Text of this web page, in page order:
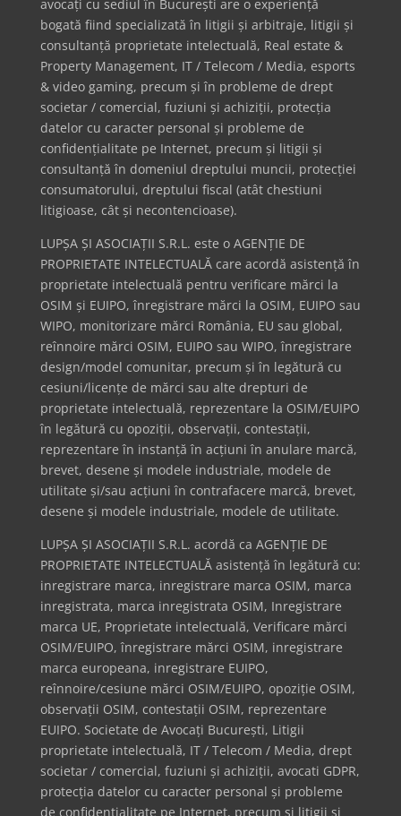
avocați cu sediul în București are o experiență
bogată fiind specializată în litigii și arbitraje, litigii și
consultanță proprietate intelectuală, Real estate &
Property Management, IT / Telecom / Media, esports
& video gaming, precum și în probleme de drept
societar / comercial, fuziuni și achiziții, protecția
datelor cu caracter personal și probleme de
confidențialitate pe Internet, precum și litigii și
consultanță în domeniul dreptului muncii, protecției
consumatorului, dreptului fiscal (atât chestiuni
litigioase, cât și necontencioase).
LUPȘA ȘI ASOCIAȚII S.R.L. este o AGENȚIE DE
PROPRIETATE INTELECTUALĂ care acordă asistență în
proprietate intelectuală pentru verificare mărci la
OSIM și EUIPO, înregistrare mărci la OSIM, EUIPO sau
WIPO, monitorizare mărci România, EU sau global,
reînnoire mărci OSIM, EUIPO sau WIPO, înregistrare
design/model comunitar, precum și în legătură cu
cesiuni/licențe de mărci sau alte drepturi de
proprietate intelectuală, reprezentare la OSIM/EUIPO
în legătură cu opoziții, observații, contestații,
reprezentare în instanță în acțiuni în anulare marcă,
brevet, desene și modele industriale, modele de
utilitate și/sau acțiuni în contrafacere marcă, brevet,
desene și modele industriale, modele de utilitate.
LUPȘA ȘI ASOCIAȚII S.R.L. acordă ca AGENȚIE DE
PROPRIETATE INTELECTUALĂ asistență în legătură cu:
inregistrare marca, inregistrare marca OSIM, marca
inregistrata, marca inregistrata OSIM, Inregistrare
marca UE, Proprietate intelectuală, Verificare mărci
OSIM/EUIPO, înregistrare mărci OSIM, inregistrare
marca europeana, inregistrare EUIPO,
reînnoire/cesiune mărci OSIM/EUIPO, opoziție OSIM,
observații OSIM, contestații OSIM, reprezentare
EUIPO. Societate de Avocați București, Litigii
proprietate intelectuală, IT / Telecom / Media, drept
societar / comercial, fuziuni și achiziții, avocati GDPR,
protecția datelor cu caracter personal și probleme
de confidențialitate pe Internet, precum și litigii și